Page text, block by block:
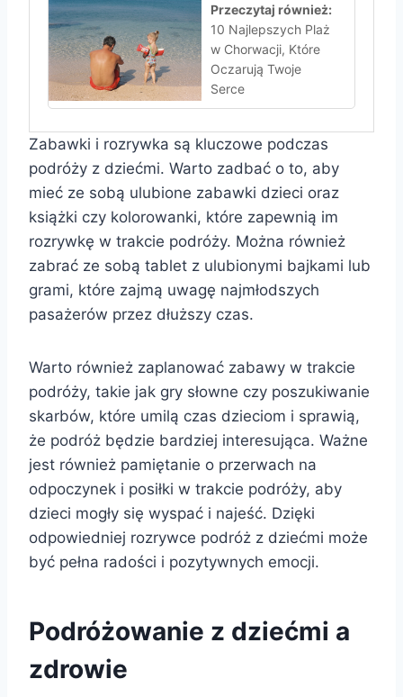
Przeczytaj również:
10 Najlepszych Plaż
w Chorwacji, Które
Oczarują Twoje
Serce
Zabawki i rozrywka są kluczowe podczas
podróży z dziećmi. Warto zadbać o to, aby
mieć ze sobą ulubione zabawki dzieci oraz
książki czy kolorowanki, które zapewnią im
rozrywkę w trakcie podróży. Można również
zabrać ze sobą tablet z ulubionymi bajkami lub
grami, które zajmą uwagę najmłodszych
pasażerów przez dłuższy czas.
Warto również zaplanować zabawy w trakcie
podróży, takie jak gry słowne czy poszukiwanie
skarbów, które umilą czas dzieciom i sprawią,
że podróż będzie bardziej interesująca. Ważne
jest również pamiętanie o przerwach na
odpoczynek i posiłki w trakcie podróży, aby
dzieci mogły się wyspać i najeść. Dzięki
odpowiedniej rozrywce podróż z dziećmi może
być pełna radości i pozytywnych emocji.
Podróżowanie z dziećmi a
zdrowie